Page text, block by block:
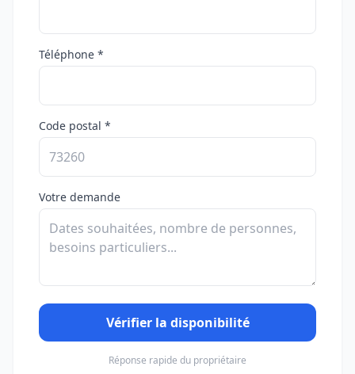
Téléphone *
Code postal *
Votre demande
Vérifier la disponibilité
Réponse rapide du propriétaire